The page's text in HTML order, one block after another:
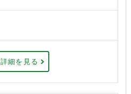
詳細を見る